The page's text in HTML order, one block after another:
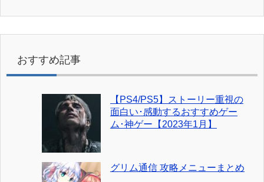
おすすめ記事
【PS4/PS5】ストーリー重視の
面白い･感動するおすすめゲー
ム･神ゲー【2023年1月】
グリム通信 攻略メニューまとめ